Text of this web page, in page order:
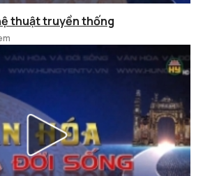
thuật truyền thống